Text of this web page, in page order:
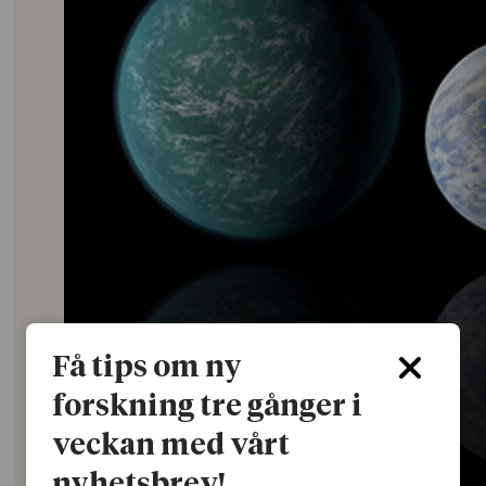
Få tips om ny
forskning tre gånger i
veckan med vårt